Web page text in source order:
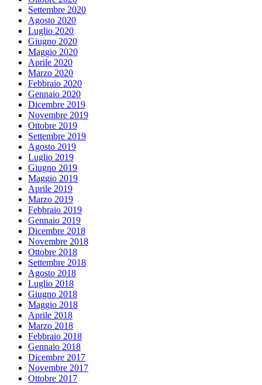
Settembre 2020
Agosto 2020
Luglio 2020
Giugno 2020
Maggio 2020
Aprile 2020
Marzo 2020
Febbraio 2020
Gennaio 2020
Dicembre 2019
Novembre 2019
Ottobre 2019
Settembre 2019
Agosto 2019
Luglio 2019
Giugno 2019
Maggio 2019
Aprile 2019
Marzo 2019
Febbraio 2019
Gennaio 2019
Dicembre 2018
Novembre 2018
Ottobre 2018
Settembre 2018
Agosto 2018
Luglio 2018
Giugno 2018
Maggio 2018
Aprile 2018
Marzo 2018
Febbraio 2018
Gennaio 2018
Dicembre 2017
Novembre 2017
Ottobre 2017